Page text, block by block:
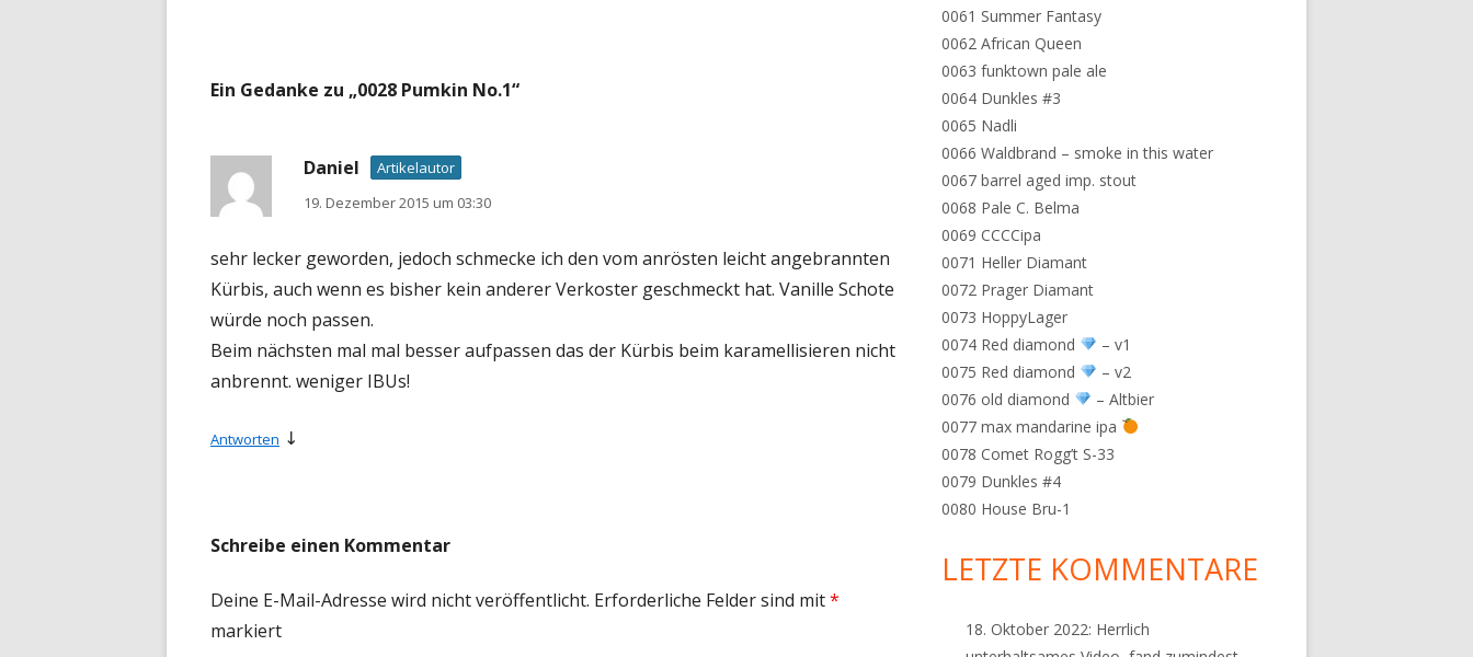
Ein Gedanke zu „0028 Pumkin No.1“
Daniel
Artikelautor
19. Dezember 2015 um 03:30
sehr lecker geworden, jedoch schmecke ich den vom anrösten leicht angebrannten
Kürbis, auch wenn es bisher kein anderer Verkoster geschmeckt hat. Vanille Schote
würde noch passen.
Beim nächsten mal mal besser aufpassen das der Kürbis beim karamellisieren nicht
anbrennt. weniger IBUs!
Antworten ↓
Schreibe einen Kommentar
Deine E-Mail-Adresse wird nicht veröffentlicht. Erforderliche Felder sind mit*
markiert
0061 Summer Fantasy
0062 African Queen
0063 funktown pale ale
0064 Dunkles #3
0065 Nadli
0066 Waldbrand – smoke in this water
0067 barrel aged imp. stout
0068 Pale C. Belma
0069 CCCCipa
0071 Heller Diamant
0072 Prager Diamant
0073 HoppyLager
0074 Red diamond
– v1
0075 Red diamond
– v2
0076 old diamond
– Altbier
0077 max mandarine ipa
0078 Comet Rogg’t S-33
0079 Dunkles #4
0080 House Bru-1
LETZTE KOMMENTARE
18. Oktober 2022: Herrlich